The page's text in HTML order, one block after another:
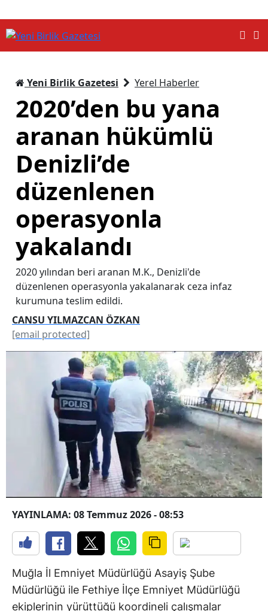
Yeni Birlik Gazetesi Yerel Haberler
2020’den bu yana
aranan hükümlü
Denizli’de
düzenlenen
operasyonla
yakalandı
2020 yılından beri aranan M.K., Denizli'de
düzenlenen operasyonla yakalanarak ceza infaz
kurumuna teslim edildi.
CANSU YILMAZCAN ÖZKAN
[email protected]
YAYINLAMA: 08 Temmuz 2026 - 08:53
Muğla İl Emniyet Müdürlüğü Asayiş Şube
Müdürlüğü ile Fethiye İlçe Emniyet Müdürlüğü
ekiplerinin yürüttüğü koordineli çalışmalar